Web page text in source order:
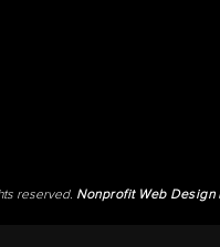
reserved. Nonprofit Web Design